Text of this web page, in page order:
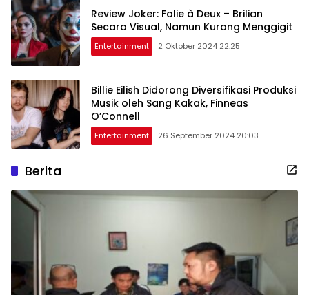
Review Joker: Folie à Deux – Brilian
Secara Visual, Namun Kurang Menggigit
Entertainment 2 Oktober 2024 22:25
Billie Eilish Didorong Diversifikasi Produksi
Musik oleh Sang Kakak, Finneas
O’Connell
Entertainment 26 September 2024 20:03
Berita